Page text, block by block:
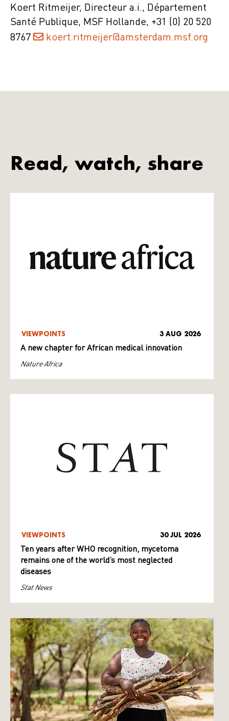
Koert Ritmeijer, Directeur a.i., Département
Santé Publique, MSF Hollande, +31 (0) 20 520
8767
koert.ritmeijer@amsterdam.msf.org
Read, watch, share
VIEWPOINTS 3 AUG 2026
A new chapter for African medical innovation
Nature Africa
VIEWPOINTS 30 JUL 2026
Ten years after WHO recognition, mycetoma
remains one of the world’s most neglected
diseases
Stat News